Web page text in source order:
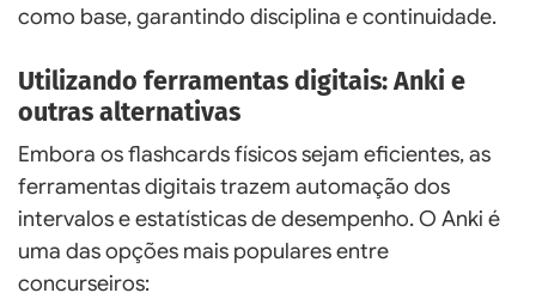
como base, garantindo disciplina e continuidade.
Utilizando ferramentas digitais: Anki e
outras alternativas
Embora os flashcards físicos sejam eficientes, as
ferramentas digitais trazem automação dos
intervalos e estatísticas de desempenho. O Anki é
uma das opções mais populares entre
concurseiros: